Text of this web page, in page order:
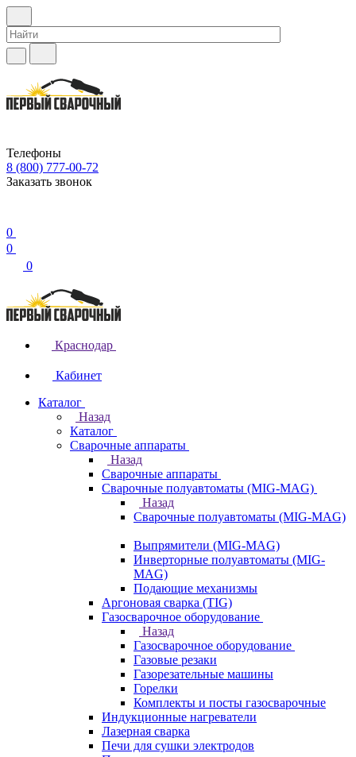
Телефоны
8 (800) 777-00-72
Заказать звонок
0
0
0
Краснодар
Кабинет
Каталог
Назад
Каталог
Сварочные аппараты
Назад
Сварочные аппараты
Сварочные полуавтоматы (MIG-MAG)
Назад
Сварочные полуавтоматы (MIG-MAG)
Выпрямители (MIG-MAG)
Инверторные полуавтоматы (MIG-
MAG)
Подающие механизмы
Аргоновая сварка (TIG)
Газосварочное оборудование
Назад
Газосварочное оборудование
Газовые резаки
Газорезательные машины
Горелки
Комплекты и посты газосварочные
Индукционные нагреватели
Лазерная сварка
Печи для сушки электродов